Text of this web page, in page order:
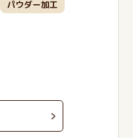
パウダー加工